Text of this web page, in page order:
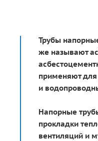
Трубы
же называют
применяют для
и
Напорные
прокладки
вентиляций и